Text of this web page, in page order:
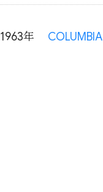
1963年 COLUMBIA